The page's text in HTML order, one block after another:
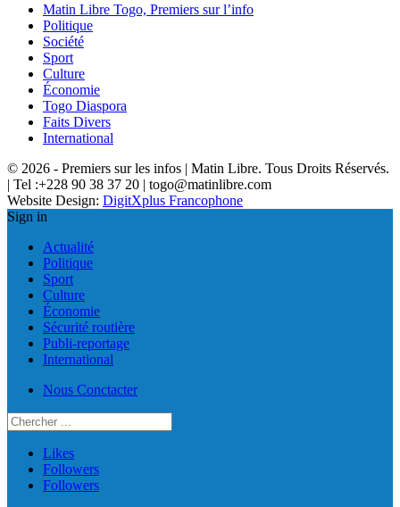
Matin Libre Togo, Premiers sur l’info
Politique
Société
Sport
Culture
Économie
Togo Diaspora
Faits Divers
International
© 2026 - Premiers sur les infos | Matin Libre. Tous Droits Réservés.
| Tel :+228 90 38 37 20 | togo@matinlibre.com
Website Design: DigitXplus Francophone
Sign in
Actualité
Politique
Sport
Culture
Économie
Sécurité routière
Publi-reportage
International
Nous Conctacter
Likes
Followers
Followers